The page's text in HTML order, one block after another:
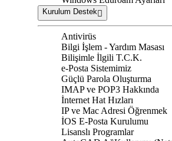
Kurulum Destek
Antivirüs
Bilgi İşlem - Yardım Masası
Bilişimle İlgili T.C.K.
e-Posta Sistemimiz
Güçlü Parola Oluşturma
IMAP ve POP3 Hakkında
İnternet Hat Hızları
IP ve Mac Adresi Öğrenmek
İOS E-Posta Kurulumu
Lisanslı Programlar